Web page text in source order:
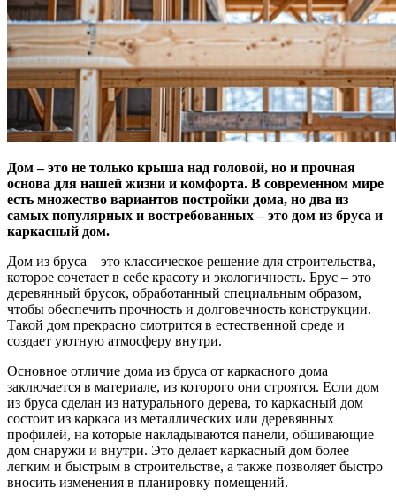
Дом – это не только крыша над головой, но и прочная
основа для нашей жизни и комфорта. В современном мире
есть множество вариантов постройки дома, но два из
самых популярных и востребованных – это дом из бруса и
каркасный дом.
Дом из бруса – это классическое решение для строительства,
которое сочетает в себе красоту и экологичность. Брус – это
деревянный брусок, обработанный специальным образом,
чтобы обеспечить прочность и долговечность конструкции.
Такой дом прекрасно смотрится в естественной среде и
создает уютную атмосферу внутри.
Основное отличие дома из бруса от каркасного дома
заключается в материале, из которого они строятся. Если дом
из бруса сделан из натурального дерева, то каркасный дом
состоит из каркаса из металлических или деревянных
профилей, на которые накладываются панели, обшивающие
дом снаружи и внутри. Это делает каркасный дом более
легким и быстрым в строительстве, а также позволяет быстро
вносить изменения в планировку помещений.